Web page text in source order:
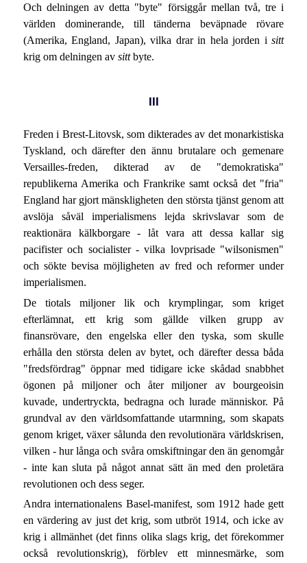
Och delningen av detta "byte" försiggår mellan två, tre i
världen dominerande, till tänderna beväpnade rövare
(Amerika, England, Japan), vilka drar in hela jorden isitt
krig om delningen av sittbyte.
III
Freden i Brest-Litovsk, som dikterades av det monarkistiska
Tyskland, och därefter den ännu brutalare och gemenare
Versailles-freden, dikterad av de "demokratiska"
republikerna Amerika och Frankrike samt också det "fria"
England har gjort mänskligheten den största tjänst genom att
avslöja såväl imperialismens lejda skrivslavar som de
reaktionära kälkborgare - låt vara att dessa kallar sig
pacifister och socialister - vilka lovprisade "wilsonismen"
och sökte bevisa möjligheten av fred och reformer under
imperialismen.
De tiotals miljoner lik och krymplingar, som kriget
efterlämnat, ett krig som gällde vilken grupp av
finansrövare, den engelska eller den tyska, som skulle
erhålla den största delen av bytet, och därefter dessa båda
"fredsfördrag" öppnar med tidigare icke skådad snabbhet
ögonen på miljoner och åter miljoner av bourgeoisin
kuvade, undertryckta, bedragna och lurade människor. På
grundval av den världsomfattande utarmning, som skapats
genom kriget, växer sålunda den revolutionära världskrisen,
vilken - hur långa och svåra omskiftningar den än genomgår
- inte kan sluta på något annat sätt än med den proletära
revolutionen och dess seger.
Andra internationalens Basel-manifest, som 1912 hade gett
en värdering av just det krig, som utbröt 1914, och icke av
krig i allmänhet (det finns olika slags krig, det förekommer
också revolutionskrig), förblev ett minnesmärke, som